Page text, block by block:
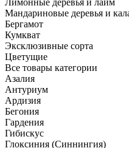
Лимонные деревья и лайм
Мандариновые деревья и
Бергамот
Кумкват
Эксклюзивные сорта
Цветущие
Все товары категории
Азалия
Антуриум
Ардизия
Бегония
Гардения
Гибискус
Глоксиния (Синнингия)